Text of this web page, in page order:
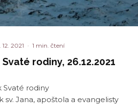
12. 2021 · 1 min. čtení
rodiny, 26.12.2021
Svaté rodiny
sv. Jana, apoštola a evangelisty